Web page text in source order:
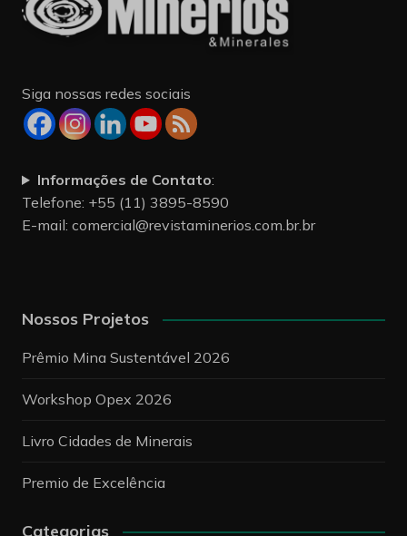
Siga nossas redes sociais
Informações de Contato:
Telefone: +55 (11) 3895-8590
E-mail: comercial@revistaminerios.com.br.br
Nossos Projetos
Prêmio Mina Sustentável 2026
Workshop Opex 2026
Livro Cidades de Minerais
Premio de Excelência
Categorias